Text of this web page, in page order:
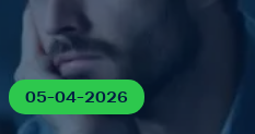
05-04-2026